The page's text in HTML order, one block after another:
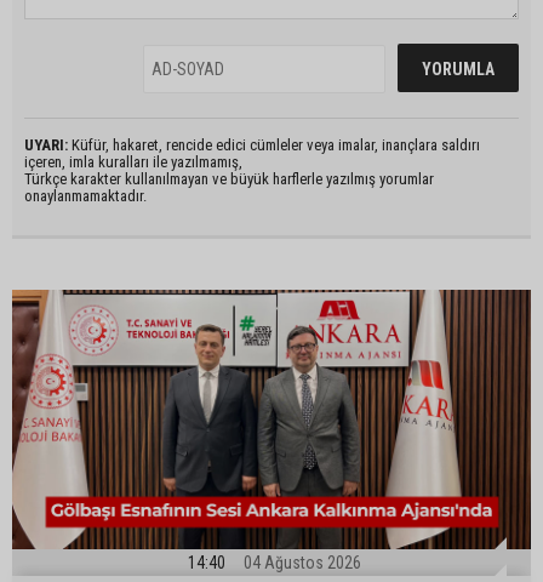
UYARI: Küfür, hakaret, rencide edici cümleler veya imalar, inançlara saldırı
içeren, imla kuralları ile yazılmamış,
Türkçe karakter kullanılmayan ve büyük harflerle yazılmış yorumlar
onaylanmamaktadır.
14:40 04 Ağustos 2026